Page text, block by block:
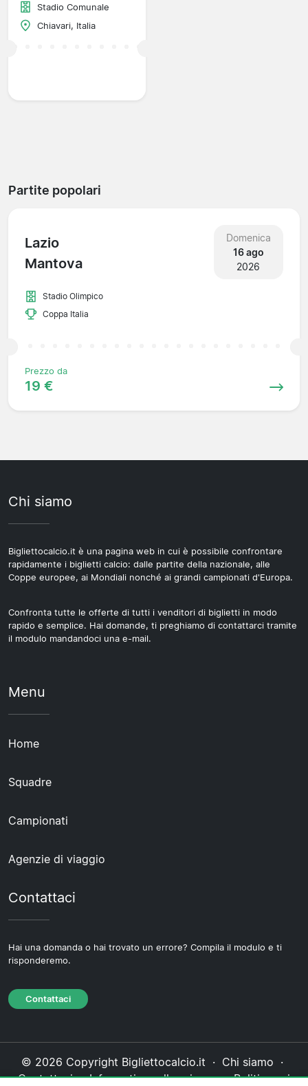
Stadio Comunale
Chiavari, Italia
Partite popolari
Lazio
Mantova
Domenica
16 ago
2026
Stadio Olimpico
Coppa Italia
Prezzo da
19 €
Chi siamo
Bigliettocalcio.it è una pagina web in cui è possibile confrontare
rapidamente i biglietti calcio: dalle partite della nazionale, alle
Coppe europee, ai Mondiali nonché ai grandi campionati d'Europa.
Confronta tutte le offerte di tutti i venditori di biglietti in modo
rapido e semplice. Hai domande, ti preghiamo di contattarci tramite
il modulo mandandoci una e-mail.
Menu
Home
Squadre
Campionati
Agenzie di viaggio
Contattaci
Hai una domanda o hai trovato un errore? Compila il modulo e ti
risponderemo.
Contattaci
© 2026 Copyright Bigliettocalcio.it · Chi siamo ·
Contattaci·Informativa sulla privacy·Politica sui